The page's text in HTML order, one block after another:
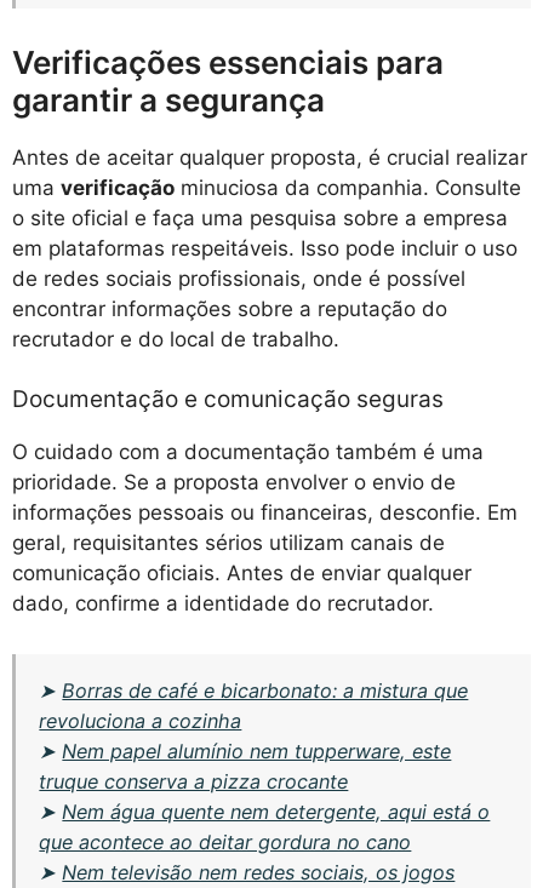
Verificações essenciais para
garantir a segurança
Antes de aceitar qualquer proposta, é crucial realizar
uma verificação minuciosa da companhia. Consulte
o site oficial e faça uma pesquisa sobre a empresa
em plataformas respeitáveis. Isso pode incluir o uso
de redes sociais profissionais, onde é possível
encontrar informações sobre a reputação do
recrutador e do local de trabalho.
Documentação e comunicação seguras
O cuidado com a documentação também é uma
prioridade. Se a proposta envolver o envio de
informações pessoais ou financeiras, desconfie. Em
geral, requisitantes sérios utilizam canais de
comunicação oficiais. Antes de enviar qualquer
dado, confirme a identidade do recrutador.
➤ Borras de café e bicarbonato: a mistura que
revoluciona a cozinha
➤ Nem papel alumínio nem tupperware, este
truque conserva a pizza crocante
➤ Nem água quente nem detergente, aqui está o
que acontece ao deitar gordura no cano
➤ Nem televisão nem redes sociais, os jogos